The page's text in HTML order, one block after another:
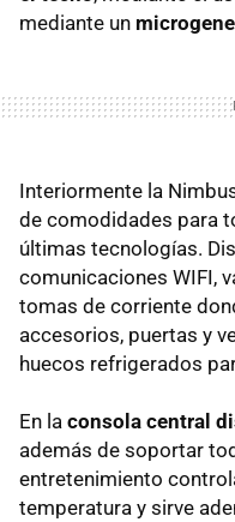
mediante un
Interiormente la
de comodidades para
últimas tecnologías.
comunicaciones WIFI,
tomas de corriente
accesorios, puertas y
huecos refrigerados
En la consola central
además de soportar
entretenimiento
temperatura y sirve